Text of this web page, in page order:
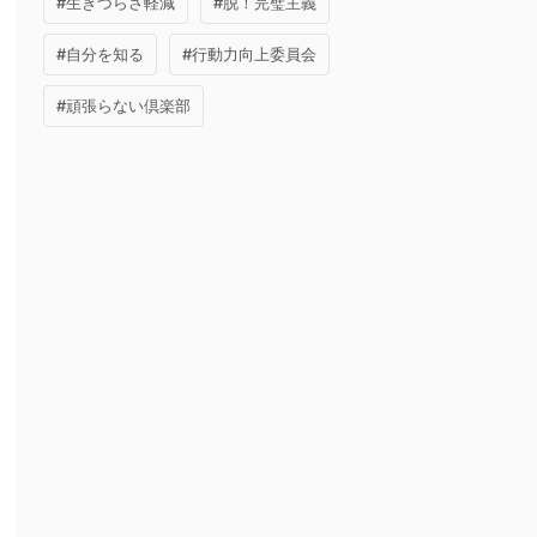
#自分を知る #行動力向上委員会
#頑張らない倶楽部